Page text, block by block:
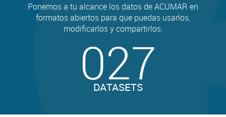
Ponemos a tu alcance los datos de ACUMAR en
formatos abiertos para que puedas usarlos,
modificarlos y compartirlos.
027
DATASETS